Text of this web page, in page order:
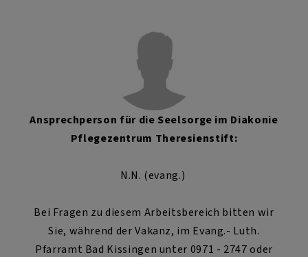
Ansprechperson für die Seelsorge im Diakonie
Pflegezentrum Theresienstift:
N.N. (evang.)
Bei Fragen zu diesem Arbeitsbereich bitten wir
Sie, während der Vakanz, im Evang.- Luth.
Pfarramt Bad Kissingen unter 0971 - 2747 oder